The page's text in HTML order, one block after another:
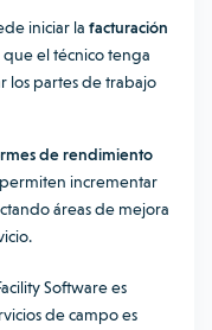
iniciar la facturación
el técnico tenga
los partes de trabajo
de rendimiento
incrementar
áreas de mejora
Software es
de campo es